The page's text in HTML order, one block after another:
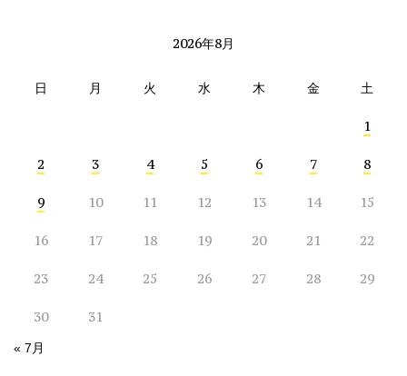
2026年8月
日 月 火 水 木 金 土
1
2 3 4 5 6 7 8
9 10 11 12 13 14 15
16 17 18 19 20 21 22
23 24 25 26 27 28 29
30 31
« 7月